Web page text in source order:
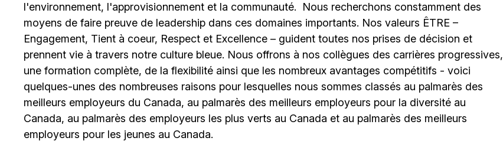
l'environnement, l'approvisionnement et la communauté.
Nous recherchons constamment des
moyens de faire preuve de leadership dans ces domaines importants. Nos valeurs ÊTRE –
Engagement, Tient à coeur, Respect et Excellence – guident toutes nos prises de décision et
prennent vie à travers notre culture bleue. Nous offrons à nos collègues des carrières progressives,
une formation complète, de la flexibilité ainsi que les nombreux avantages compétitifs - voici
quelques-unes des nombreuses raisons pour lesquelles nous sommes classés au palmarès des
meilleurs employeurs du Canada, au palmarès des meilleurs employeurs pour la diversité au
Canada, au palmarès des employeurs les plus verts au Canada et au palmarès des meilleurs
employeurs pour les jeunes au Canada.